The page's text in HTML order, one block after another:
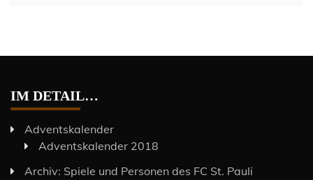
IM DETAIL…
Adventskalender
Adventskalender 2018
Archiv: Spiele und Personen des FC St. Pauli